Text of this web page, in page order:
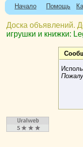
Начало Помощь
Доска объявлений.
игрушки и книжки: